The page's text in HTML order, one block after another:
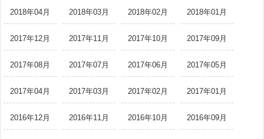
2018年04月 2018年03月 2018年02月 2018年01月
2017年12月 2017年11月 2017年10月 2017年09月
2017年08月 2017年07月 2017年06月 2017年05月
2017年04月 2017年03月 2017年02月 2017年01月
2016年12月 2016年11月 2016年10月 2016年09月